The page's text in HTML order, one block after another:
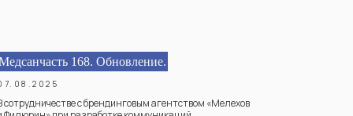
168. Обновление.
сотрудничестве с брендинговым агентством «Мелехов